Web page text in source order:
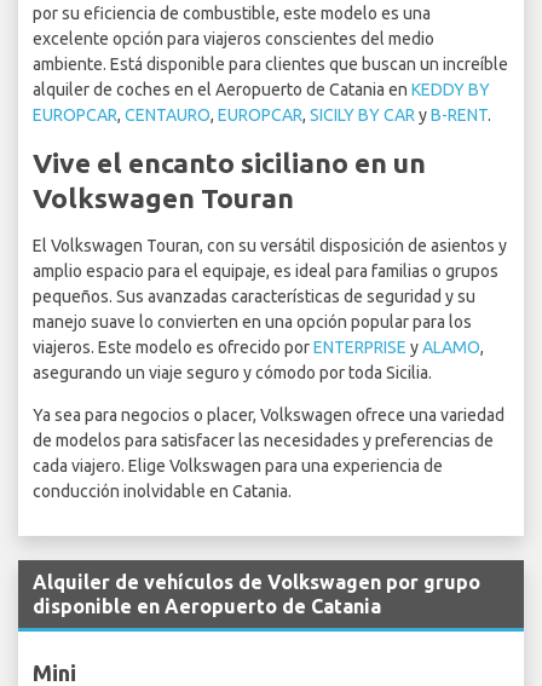
por su eficiencia de combustible, este modelo es una
excelente opción para viajeros conscientes del medio
ambiente. Está disponible para clientes que buscan un increíble
alquiler de coches en el Aeropuerto de Catania en KEDDY BY
EUROPCAR, CENTAURO, EUROPCAR, SICILY BY CAR yB-RENT.
Vive el encanto siciliano en un
Volkswagen Touran
El Volkswagen Touran, con su versátil disposición de asientos y
amplio espacio para el equipaje, es ideal para familias o grupos
pequeños. Sus avanzadas características de seguridad y su
manejo suave lo convierten en una opción popular para los
viajeros. Este modelo es ofrecido porENTERPRISE yALAMO,
asegurando un viaje seguro y cómodo por toda Sicilia.
Ya sea para negocios o placer, Volkswagen ofrece una variedad
de modelos para satisfacer las necesidades y preferencias de
cada viajero. Elige Volkswagen para una experiencia de
conducción inolvidable en Catania.
Alquiler de vehículos de Volkswagen por grupo
disponible en Aeropuerto de Catania
Mini